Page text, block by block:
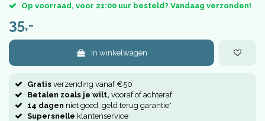
Op voorraad, voor 21:00 uur besteld? Vandaag verzonden!
35,-
In winkelwagen
Gratis verzending vanaf €50
Betalen zoals je wilt, vooraf of achteraf
14 dagen niet goed, geld terug garantie*
Supersnelle klantenservice